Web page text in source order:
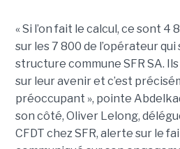
« Si l’on fait le calcul, ce sont
sur les 7 800 de l’opérateur
structure commune SFR SA.
sur leur avenir et c’est
préoccupant », pointe
son côté, Oliver Lelong,
CFDT chez SFR, alerte sur le